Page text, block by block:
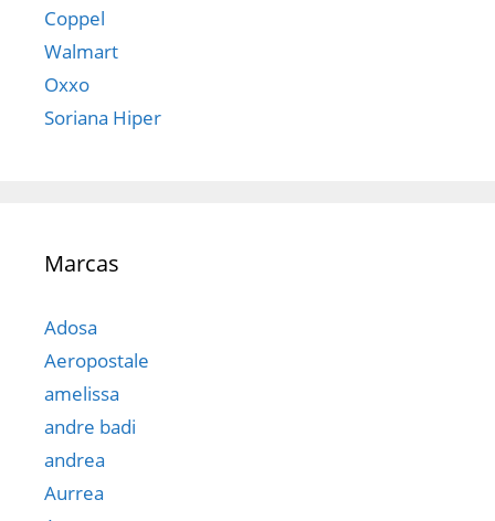
Coppel
Walmart
Oxxo
Soriana Hiper
Marcas
Adosa
Aeropostale
amelissa
andre badi
andrea
Aurrea